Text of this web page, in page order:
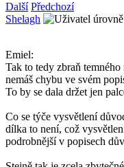
Další Předchozí
Shelagh
Emiel:
Tak to tedy zbraň
nemáš chybu ve svém
To by se dala držet jen
Co se týče vysvětlení
dílka to není, což
podrobnější v popisech